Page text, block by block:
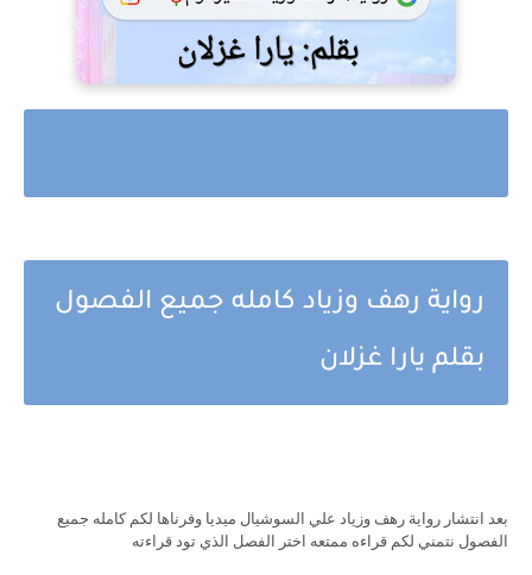
رواية رهف وزياد كامله جميع الفصول
بقلم يارا غزلان
بعد انتشار رواية رهف وزياد علي السوشيال ميديا وفرناها لكم كامله جميع
الفصول نتمني لكم قراءه ممتعه اختر الفصل الذي تود قراءته